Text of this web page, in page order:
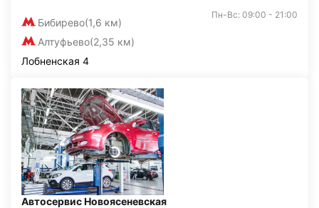
Бибирево(1,6 км)
Алтуфьево(2,35 км)
Пн-Вс: 09:00 - 21:00
Лобненская 4
Автосервис Новоясеневская